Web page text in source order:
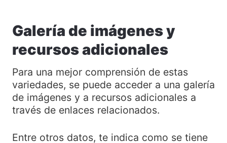
Galería de imágenes y
recursos adicionales
Para una mejor comprensión de estas
variedades, se puede acceder a una galería
de imágenes y a recursos adicionales a
través de enlaces relacionados.
Entre otros datos, te indica como se tiene